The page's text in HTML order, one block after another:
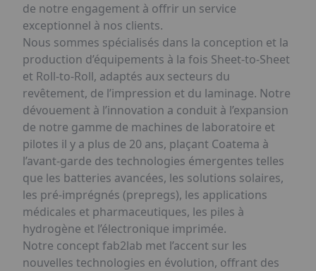
de notre engagement à offrir un service
exceptionnel à nos clients.
Nous sommes spécialisés dans la conception et la
production d’équipements à la fois Sheet-to-Sheet
et Roll-to-Roll, adaptés aux secteurs du
revêtement, de l’impression et du laminage. Notre
dévouement à l’innovation a conduit à l’expansion
de notre gamme de machines de laboratoire et
pilotes il y a plus de 20 ans, plaçant Coatema à
l’avant-garde des technologies émergentes telles
que les batteries avancées, les solutions solaires,
les pré-imprégnés (prepregs), les applications
médicales et pharmaceutiques, les piles à
hydrogène et l’électronique imprimée.
Notre concept fab2lab met l’accent sur les
nouvelles technologies en évolution, offrant des